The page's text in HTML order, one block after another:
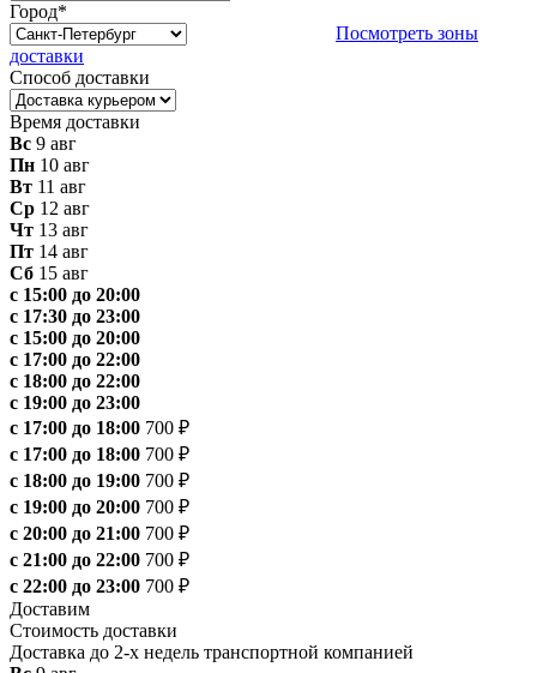
Город*
Посмотреть зоны
доставки
Способ доставки
Время доставки
Вс 9 авг
Пн 10 авг
Вт 11 авг
Ср 12 авг
Чт 13 авг
Пт 14 авг
Сб 15 авг
с 15:00 до 20:00
с 17:30 до 23:00
с 15:00 до 20:00
с 17:00 до 22:00
с 18:00 до 22:00
с 19:00 до 23:00
с 17:00 до 18:00 700 ₽
с 17:00 до 18:00 700 ₽
с 18:00 до 19:00 700 ₽
с 19:00 до 20:00 700 ₽
с 20:00 до 21:00 700 ₽
с 21:00 до 22:00 700 ₽
с 22:00 до 23:00 700 ₽
Доставим
Стоимость доставки
Доставка до 2-х недель транспортной компанией